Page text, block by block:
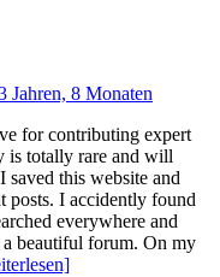
Jahren, 8 Monaten
for contributing expert
is totally rare and will
saved this website and
posts. I accidently found
everywhere and
beautiful forum. On my